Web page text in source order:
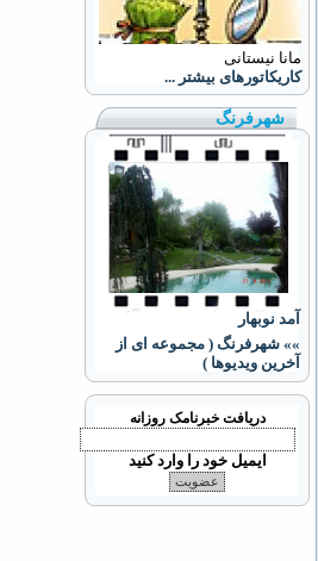
مانا نیستانی
کاریکاتورهای بیشتر ...
شهرفرنگ
آمد نوبهار
»» شهرفرنگ ( مجموعه ای از
آخرین ویدیوها )
دریافت خبرنامک روزانه
ایمیل خود را وارد کنید